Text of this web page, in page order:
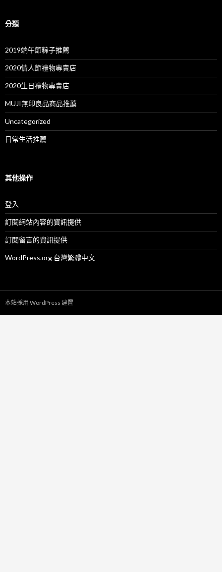
分類
2019端午節粽子推薦
2020情人節禮物專賣店
2020生日禮物專賣店
MUJI無印良品商品推薦
Uncategorized
日常生活推薦
其他操作
登入
訂閱網站內容的資訊提供
訂閱留言的資訊提供
WordPress.org 台灣繁體中文
本站採用 WordPress 建置